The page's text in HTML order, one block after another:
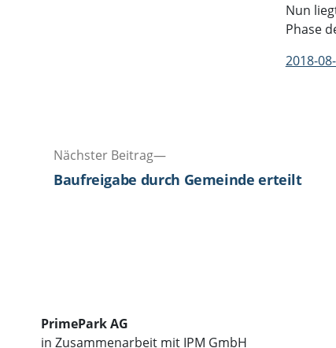
Nun
Phase
2018-
Beitragsnavigation
Nächster Beitrag
Nächster
Beitrag:
Baufreigabe durch Gemeinde erteilt
PrimePark AG
in Zusammenarbeit mit IPM GmbH